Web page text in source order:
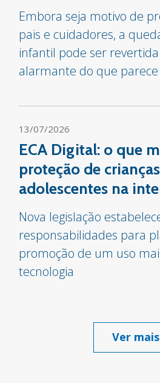
Embora seja motivo de
pais e cuidadores, a
infantil pode ser
alarmante do que parece
13/07/2026
ECA Digital: o que
proteção de
adolescentes na
Nova legislação
responsabilidades para
promoção de um uso
tecnologia
Ver mais